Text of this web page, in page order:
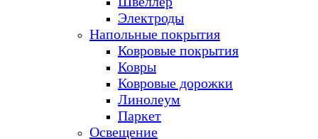
Электроды
Напольные покрытия
Ковровые покрытия
Ковры
Ковровые дорожки
Линолеум
Паркет
Освещение